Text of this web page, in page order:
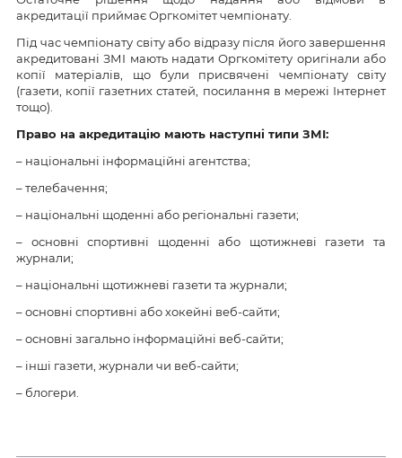
акредитації приймає Оргкомітет чемпіонату.
Під час чемпіонату світу або відразу після його завершення
акредитовані ЗМІ мають надати Оргкомітету оригінали або
копії матеріалів, що були присвячені чемпіонату світу
(газети, копії газетних статей, посилання в мережі Інтернет
тощо).
Право на акредитацію мають наступні типи ЗМІ:
– національні інформаційні агентства;
– телебачення;
– національні щоденні або регіональні газети;
– основні спортивні щоденні або щотижневі газети та
журнали;
– національні щотижневі газети та журнали;
– основні спортивні або хокейні веб-сайти;
– основні загально інформаційні веб-сайти;
– інші газети, журнали чи веб-сайти;
– блогери.